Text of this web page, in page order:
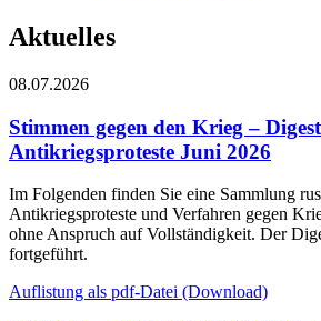
Aktuelles
08.07.2026
Stimmen gegen den Krieg –
Antikriegsproteste Juni 2026
Im Folgenden finden Sie eine Sammlung
Antikriegsproteste und Verfahren gegen
ohne Anspruch auf Vollständigkeit. Der
fortgeführt.
Auflistung als pdf-Datei (Download)